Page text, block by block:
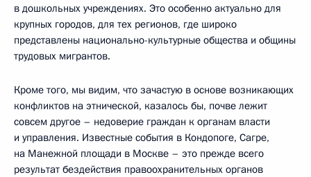
в дошкольных учреждениях. Это особенно актуально для
крупных городов, для тех регионов, где широко
представлены национально-культурные общества и общины
трудовых мигрантов.
Кроме того, мы видим, что зачастую в основе возникающих
конфликтов на этнической, казалось бы, почве лежит
совсем другое – недоверие граждан к органам власти
и управления. Известные события в Кондопоге, Сагре,
на Манежной площади в Москве – это прежде всего
результат бездействия правоохранительных органов